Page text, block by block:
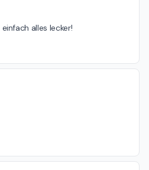
alles lecker!